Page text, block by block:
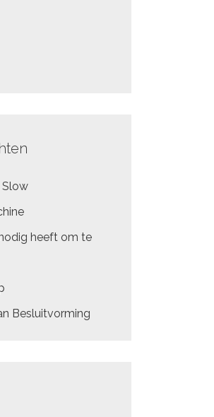
Slow
heeft om te
Besluitvorming